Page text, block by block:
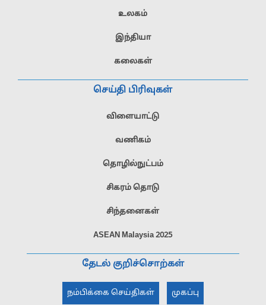
உலகம்
இந்தியா
கலைகள்
செய்தி பிரிவுகள்
விளையாட்டு
வணிகம்
தொழில்நுட்பம்
சிகரம் தொடு
சிந்தனைகள்
ASEAN Malaysia 2025
தேடல் குறிச்சொற்கள்
நம்பிக்கை செய்திகள் முகப்பு